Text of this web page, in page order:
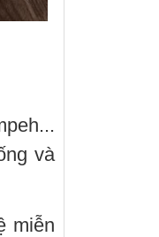
và
miễn